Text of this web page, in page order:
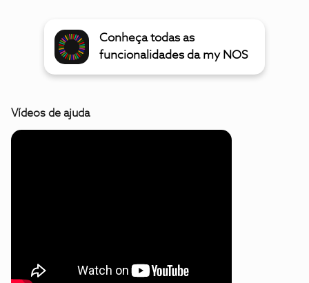
Conheça todas as
funcionalidades da my NOS
Vídeos de ajuda